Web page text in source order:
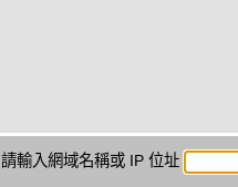
請輸入網域名稱或 IP 位址